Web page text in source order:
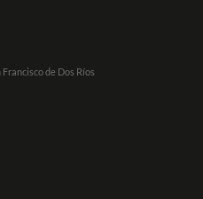
Francisco de Dos Ríos